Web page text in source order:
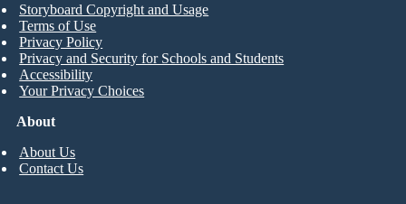
About
About Us
Contact Us
Storyboard Copyright and Usage
Terms of Use
Privacy Policy
Privacy and Security for Schools and Students
Accessibility
Your Privacy Choices